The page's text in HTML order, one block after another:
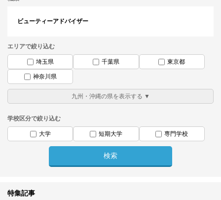
ビューティーアドバイザー
エリアで絞り込む
埼玉県 千葉県 東京都
神奈川県
学校区分で絞り込む
大学 短期大学 専門学校
特集記事